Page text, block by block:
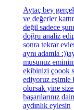
Aytaç bey
ve değerler
değil sadece
doğru analiz
sonra tekrar
aynı adamla
musunuz
ekibinizi çoook
ediyoruz eşimle
olursak yine
başarılarınız
aydınlık eylesin